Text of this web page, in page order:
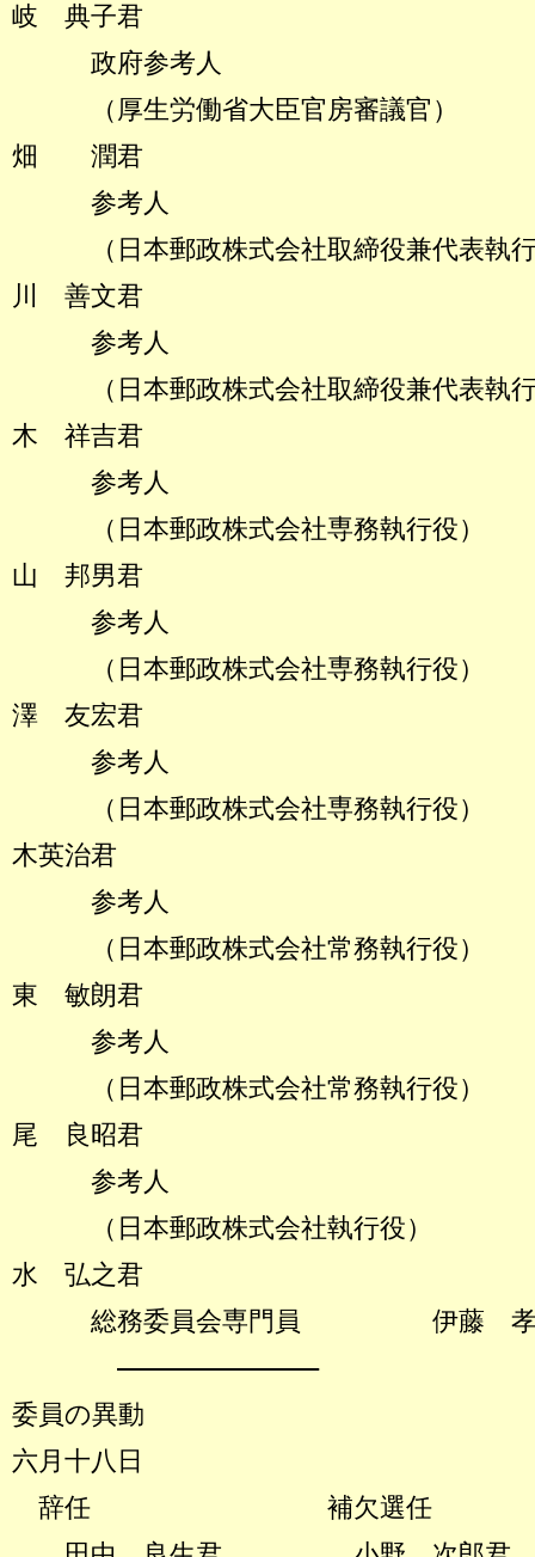
岐 典子君
政府参考人
（厚生労働省大臣官房
畑 潤君
参考人
（日本郵政株式会社取締役兼代
川 善文君
参考人
（日本郵政株式会社取締役兼代表
木 祥吉君
参考人
（日本郵政株式会社専
山 邦男君
参考人
（日本郵政株式会社専
澤 友宏君
参考人
（日本郵政株式会社専務
木英治君
参考人
（日本郵政株式会社常
東 敏朗君
参考人
（日本郵政株式会社常
尾 良昭君
参考人
（日本郵政株式会社
水 弘之君
総務委員会専門員 伊藤 孝
―――――――――――――
委員の異動
六月十八日
辞任 補欠選任